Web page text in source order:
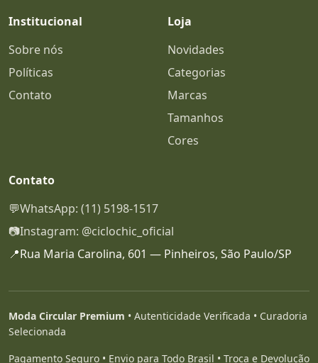
Institucional
Sobre nós
Políticas
Contato
Loja
Novidades
Categorias
Marcas
Tamanhos
Cores
Contato
💬WhatsApp: (11) 5198-1517
📷Instagram: @ciclochic_oficial
📍Rua Maria Carolina, 601 — Pinheiros, São Paulo/SP
Moda Circular Premium • Autenticidade Verificada • Curadoria
Selecionada
Pagamento Seguro • Envio para Todo Brasil • Troca e Devolução